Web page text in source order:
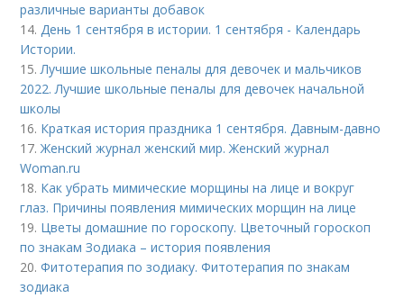
различные варианты добавок
14.День 1 сентября в истории. 1 сентября - Календарь
Истории.
15.Лучшие школьные пеналы для девочек и мальчиков
2022. Лучшие школьные пеналы для девочек начальной
школы
16. Краткая история праздника 1 сентября. Давным-давно
17.Женский журнал женский мир. Женский журнал
Woman.ru
18. Как убрать мимические морщины на лице и вокруг
глаз. Причины появления мимических морщин на лице
19. Цветы домашние по гороскопу. Цветочный гороскоп
по знакам Зодиака – история появления
20.Фитотерапия по зодиаку. Фитотерапия по знакам
зодиака